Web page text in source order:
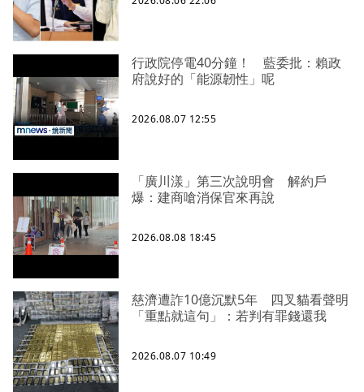
行政院停電40分鐘！ 藍委批：賴政
府說好的「能源韌性」呢
2026.08.07 12:55
「廣川漾」第三次說明會 解約戶
爆：建商嗆消保官來再說
2026.08.08 18:45
慈濟遭詐10億沉默5年 四叉貓看聲明
「重點就這句」：若判有罪錢還我
2026.08.07 10:49